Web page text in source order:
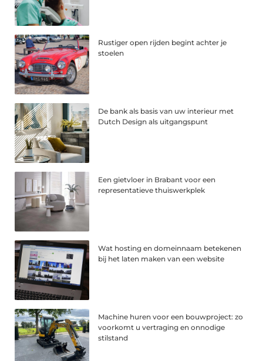
Rustiger open rijden begint achter je
stoelen
De bank als basis van uw interieur met
Dutch Design als uitgangspunt
Een gietvloer in Brabant voor een
representatieve thuiswerkplek
Wat hosting en domeinnaam betekenen
bij het laten maken van een website
Machine huren voor een bouwproject: zo
voorkomt u vertraging en onnodige
stilstand